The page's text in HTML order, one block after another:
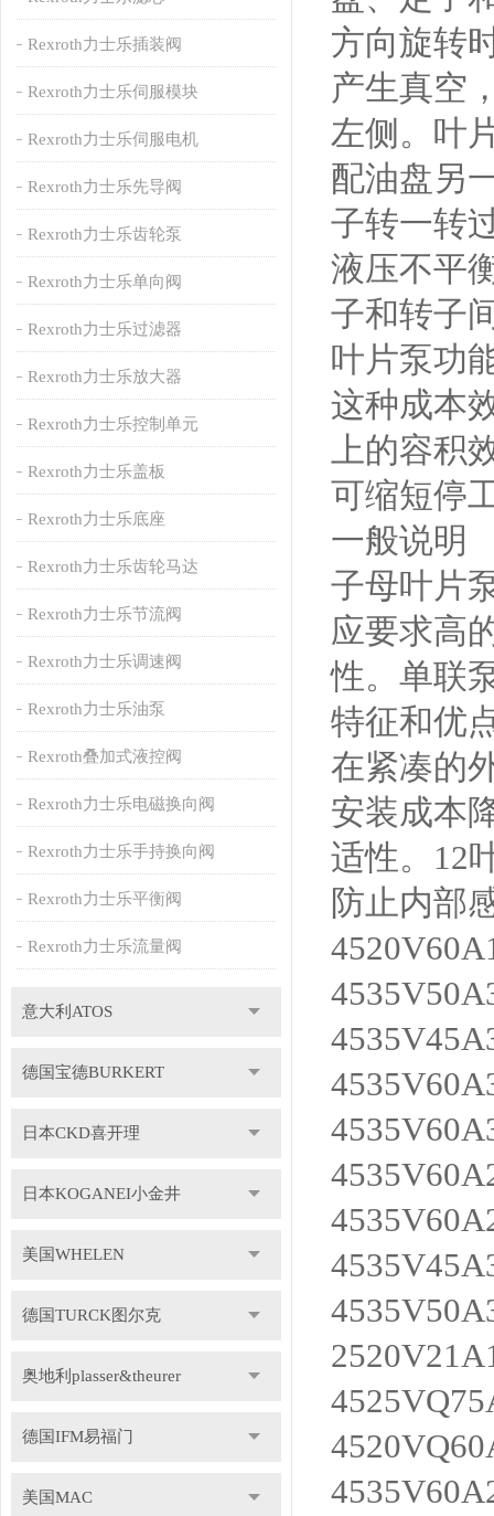
Rexroth力士乐插装阀
Rexroth力士乐伺服模块
Rexroth力士乐伺服电机
Rexroth力士乐先导阀
Rexroth力士乐齿轮泵
Rexroth力士乐单向阀
Rexroth力士乐过滤器
Rexroth力士乐放大器
Rexroth力士乐控制单元
Rexroth力士乐盖板
Rexroth力士乐底座
Rexroth力士乐齿轮马达
Rexroth力士乐节流阀
Rexroth力士乐调速阀
Rexroth力士乐油泵
Rexroth叠加式液控阀
Rexroth力士乐电磁换向阀
Rexroth力士乐手持换向阀
Rexroth力士乐平衡阀
Rexroth力士乐流量阀
意大利ATOS
德国宝德BURKERT
日本CKD喜开理
日本KOGANEI小金井
美国WHELEN
德国TURCK图尔克
奥地利plasser&theurer
德国IFM易福门
美国MAC
方向旋转
产生真空
左侧。叶
配油盘另
子转一转
液压不平
子和转子
叶片泵功
这种成本
上的容积
可缩短停
一般说明
子母叶片
应要求高
性。单联
特征和优
在紧凑的
安装成本
适性。12
防止内部